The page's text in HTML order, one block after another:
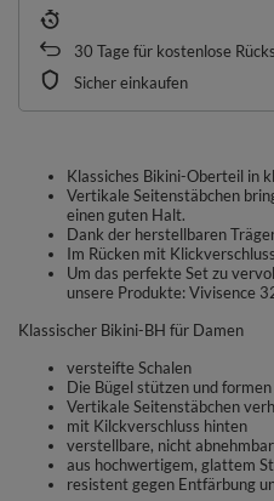
30 Tage für kostenlose
Sicher einkaufen
Klassiches Bikini-Oberteil in
Vertikale Seitenstäbchen
einen guten Halt.
Dank der herstellbaren
Im Rücken mit
Um das perfekte Set zu
unsere Produkte: Vivisence
Klassischer Bikini-BH für Damen
versteifte Schalen
Die Bügel stützen und
Vertikale Seitenstäbchen
mit Kilckverschluss hinten
verstellbare, nicht
aus hochwertigem, glattem
resistent gegen Entfärbung